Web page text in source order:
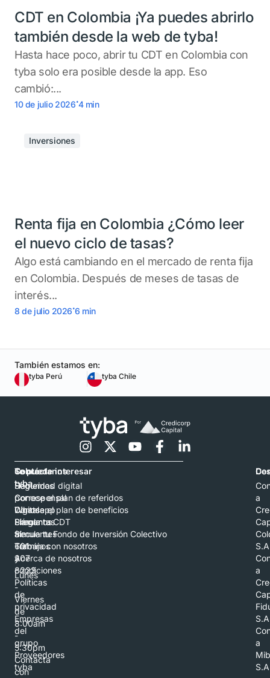
CDT en Colombia ¡Ya puedes abrirlo
también desde la web de tyba!
Hasta hace poco, abrir tu CDT en Colombia con
tyba solo era posible desde la app. Eso
cambió:...
10 de julio 2026.4 min
Inversiones
Renta fija en Colombia ¿Cómo leer
el nuevo ciclo de tasas?
Algo está cambiando en el mercado de renta fija
en Colombia. Después de meses de tasas de
interés...
8 de julio 2026.6 min
También estamos en:
tyba Perú tyba Chile
Contáctanos
Hablemos
por
Whatsapp
Llámanos
al
601
307
8223
Lunes
-
Viernes
de
8:00am
-
5:30pm
Contacta
con
Sobre
tyba
Corresponsal
Digital
Preguntas
frecuentes
Términos
y
condiciones
Políticas
de
privacidad
Empresas
del
grupo
Proveedores
tyba
Te puede interesar
Seguridad digital
Conoce el plan de referidos
Conoce el plan de beneficios
Simula tu CDT
Simula tu Fondo de Inversión Colectivo
Trabaja con nosotros
Acerca de nosotros
a
a
a